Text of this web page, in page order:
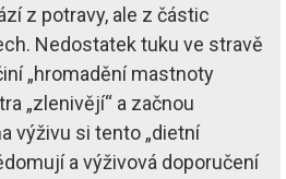
z potravy, ale z částic
Nedostatek tuku ve stravě
„hromadění mastnoty
„zlenivějí“ a začnou
výživu si tento „dietní
a výživová doporučení